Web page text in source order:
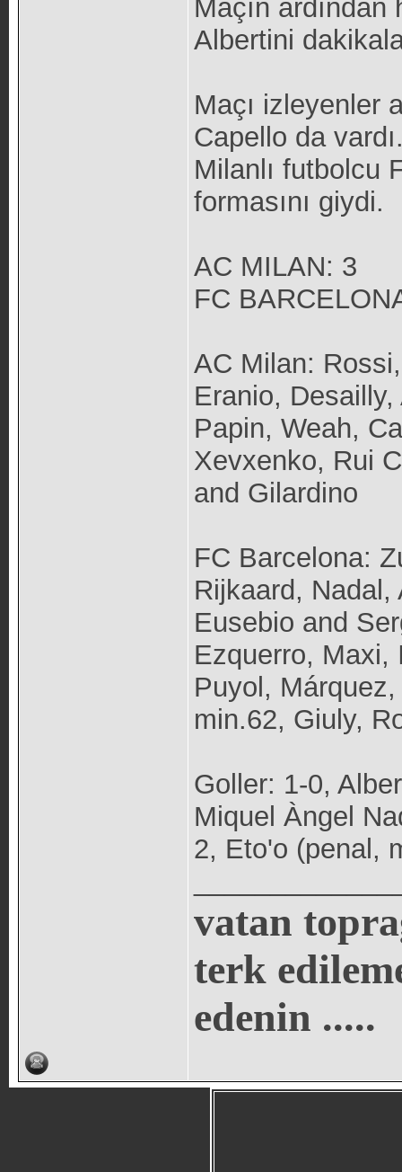
Maçın
Albertini
Maçı izleyenler
Capello da
Milanlı futbolcu
formasını giydi.
AC MILAN: 3
FC
AC Milan:
Eranio,
Papin, Weah,
Xevxenko, Rui
and Gilardino
FC Barcelona:
Rijkaard,
Eusebio and
Ezquerro, Maxi,
Puyol,
min.62, Giuly,
Goller: 1-0,
Miquel Àngel
2, Eto'o (penal,
vatan
terk
edenin .....